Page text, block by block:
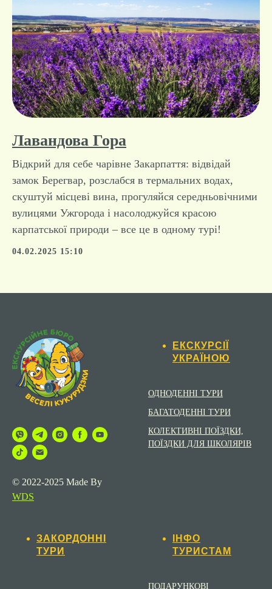
Гуцульщина — це місце, яке наповнює тебе
зсередини. Тут немає суєти, немає шуму великих
міст, але є щось більше: щирість, тепло і справжнє
відчуття дому.
09.12.2024 09:06
Відкрий для себе чарівне Закарпаття: відвідай
замок Берегвар, розслабся в термальних водах,
скуштуй місцеві вина, прогуляйся середньовічними
вулицями Ужгорода і насолоджуйся красою
карпатської природи – все це в одному турі!
БАГАТОДЕННІ ТУРИ